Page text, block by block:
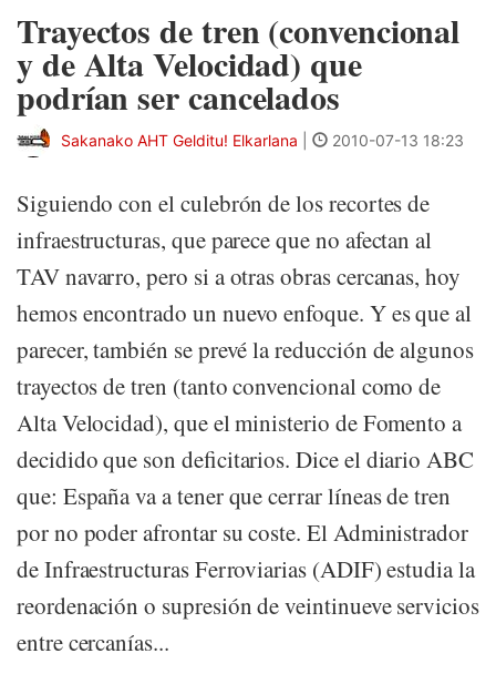
Trayectos de tren (convencional
y de Alta Velocidad) que
podrían ser cancelados
Sakanako AHT Gelditu! Elkarlana 2010-07-13 18:23
Siguiendo con el culebrón de los recortes de
infraestructuras, que parece que no afectan al
TAV navarro, pero si a otras obras cercanas, hoy
hemos encontrado un nuevo enfoque. Y es que al
parecer, también se prevé la reducción de algunos
trayectos de tren (tanto convencional como de
Alta Velocidad), que el ministerio de Fomento a
decidido que son deficitarios. Dice el diario ABC
que: España va a tener que cerrar líneas de tren
por no poder afrontar su coste. El Administrador
de Infraestructuras Ferroviarias (ADIF) estudia la
reordenación o supresión de veintinueve servicios
entre cercanías...